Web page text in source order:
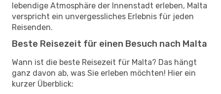
lebendige Atmosphäre der Innenstadt erleben, Malta
verspricht ein unvergessliches Erlebnis für jeden
Reisenden.
Beste Reisezeit für einen Besuch nach Malta
Wann ist die beste Reisezeit für Malta? Das hängt
ganz davon ab, was Sie erleben möchten! Hier ein
kurzer Überblick: